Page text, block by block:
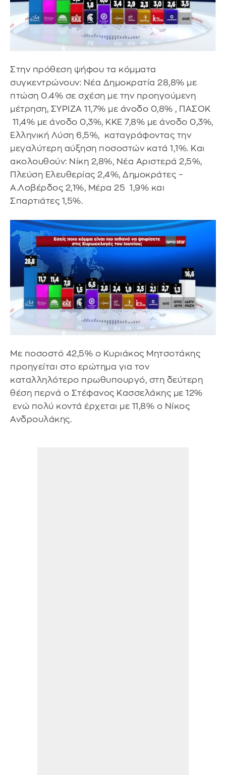
Στην πρόθεση ψήφου τα κόμματα
συγκεντρώνουν: Νέα Δημοκρατία 28,8% με
πτώση 0.4% σε σχέση με την προηγούμενη
μέτρηση, ΣΥΡΙΖΑ 11,7% με άνοδο 0,8% , ΠΑΣΟΚ
11,4% με άνοδο 0,3%, ΚΚΕ 7,8% με άνοδο 0,3%,
Ελληνική Λύση 6,5%, καταγράφοντας την
μεγαλύτερη αύξηση ποσοστών κατά 1,1%. Και
ακολουθούν: Νίκη 2,8%, Νέα Αριστερά 2,5%,
Πλεύση Ελευθερίας 2,4%, Δημοκράτες –
Α.Λοβέρδος 2,1%, Μέρα 25 1,9% και
Σπαρτιάτες 1,5%.
Με ποσοστό 42,5% ο Κυριάκος Μητσοτάκης
προηγείται στο ερώτημα για τον
καταλληλότερο πρωθυπουργό, στη δεύτερη
θέση περνά ο Στέφανος Κασσελάκης με 12%
ενώ πολύ κοντά έρχεται με 11,8% ο Νίκος
Ανδρουλάκης.